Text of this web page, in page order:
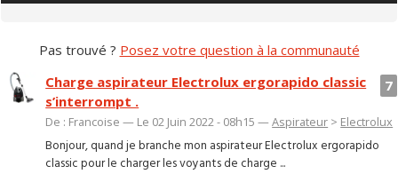
Pas trouvé ? Posez votre question à la communauté
7
Charge aspirateur Electrolux ergorapido classic
s’interrompt .
De : Francoise — Le 02 Juin 2022 - 08h15 —Aspirateur > Electrolux
Bonjour, quand je branche mon aspirateur Electrolux ergorapido
classic pour le charger les voyants de charge ...